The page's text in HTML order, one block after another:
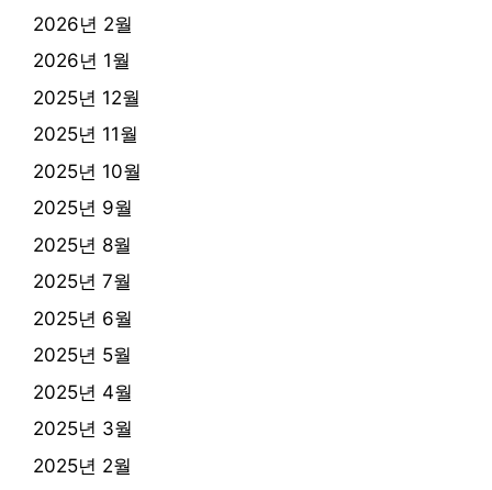
2026년 2월
2026년 1월
2025년 12월
2025년 11월
2025년 10월
2025년 9월
2025년 8월
2025년 7월
2025년 6월
2025년 5월
2025년 4월
2025년 3월
2025년 2월